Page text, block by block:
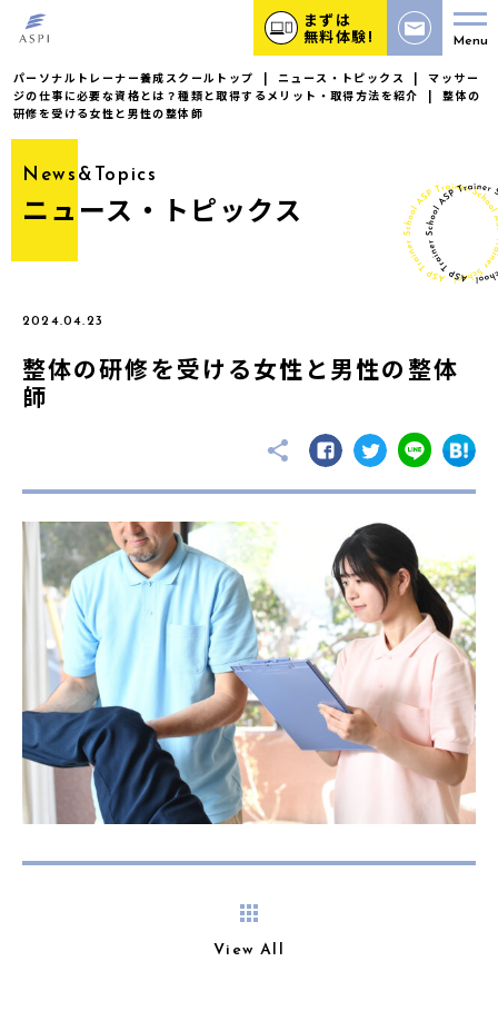
まずは
無料体験! Menu
パーソナルトレーナー養成スクールトップ | ニュース・トピックス |
マッサー
ジの仕事に必要な資格とは？種類と取得するメリット・取得方法を紹介
|
整体の
研修を受ける女性と男性の整体師
News&Topics
ニュース・トピックス
2024.04.23
整体の研修を受ける女性と男性の整体
師
View All